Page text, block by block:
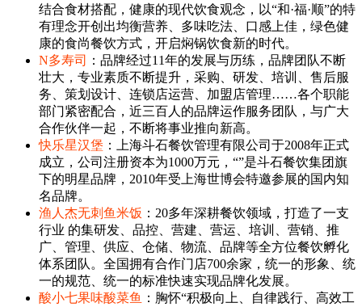
结合食材搭配，健康的现代饮食观念，以“和·福·顺”的特
有理念开创出均衡营养、多味吃法、口感上佳，绿色健
康的食尚餐饮方式，开启焖锅饮食新的时代。
N多寿司
：品牌经过11年的发展与历练，品牌团队不断
壮大，专业素质不断提升，采购、研发、培训、售后服
务、策划设计、连锁店运营、加盟店管理……各个职能
部门紧密配合，近三百人的品牌运作服务团队，与广大
合作伙伴一起，不断将事业推向新高。
快乐星汉堡 ：上海斗石餐饮管理有限公司于2008年正式
成立，公司注册资本为1000万元，“”是斗石餐饮集团旗
下的明星品牌，2010年受上海世博会特邀参展的国内知
名品牌。
渔人杰无刺鱼米饭 ：20多年深耕餐饮领域，打造了一支
行业 的集研发、品控、营建、营运、培训、营销、推
广、管理、供应、仓储、物流、品牌等全方位餐饮孵化
体系团队。全国拥有合作门店700余家，统一的形象、统
一的规范、统一的标准快速实现品牌化发展。
酸小七果味酸菜鱼 ：胸怀“积极向上、自律践行、高效工